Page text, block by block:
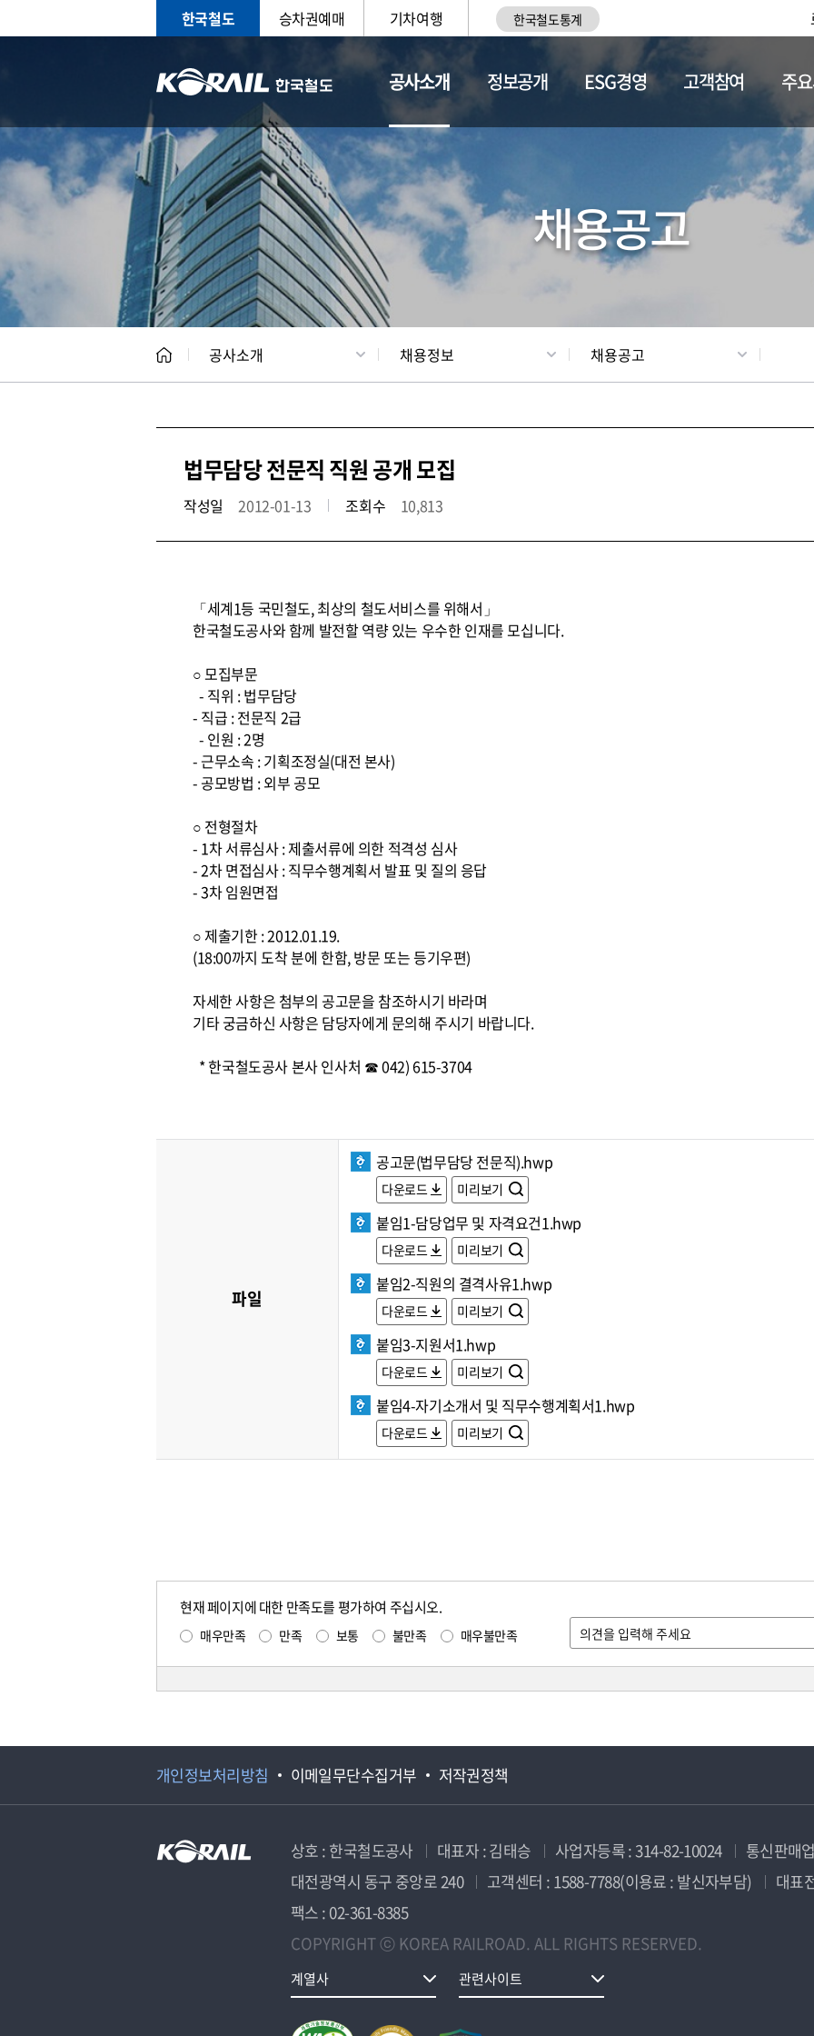
한국철도 승차권예매 기차여행 한국철도통계
공사소개
CEO 일반현황 채용정보
정보공개 ESG경영 고객참여 주
채용공고
공사소개 채용정보 채용공고
법무담당 전문직 직원 공개 모집
작성일 2012-01-13 조회수 10,813
「세계1등 국민철도, 최상의 철도서비스를 위해서」
한국철도공사와 함께 발전할 역량 있는 우수한 인재를 모십니다.
○ 모집부문
- 직위 : 법무담당
- 직급 : 전문직 2급
- 인원 : 2명
- 근무소속 : 기획조정실(대전 본사)
- 공모방법 : 외부 공모
○ 전형절차
- 1차 서류심사 : 제출서류에 의한 적격성 심사
- 2차 면접심사 : 직무수행계획서 발표 및 질의 응답
- 3차 임원면접
○ 제출기한 : 2012.01.19.
(18:00까지 도착 분에 한함, 방문 또는 등기우편)
자세한 사항은 첨부의 공고문을 참조하시기 바라며
기타 궁금하신 사항은 담당자에게 문의해 주시기 바랍니다.
* 한국철도공사 본사 인사처 ☎ 042) 615-3704
파일
공고문(법무담당 전문직).hwp
다운로드 미리보기
붙임1-담당업무 및 자격요건1.hwp
다운로드 미리보기
붙임2-직원의 결격사유1.hwp
다운로드 미리보기
붙임3-지원서1.hwp
다운로드 미리보기
붙임4-자기소개서 및 직무수행계획서1.hwp
다운로드 미리보기
현재 페이지에 대한 만족도를 평가하여 주십시오.
매우만족 만족 보통 불만족 매우불만족
개인정보처리방침 이메일무단수집거부 저작권정책
상호 : 한국철도공사 대표자 : 김태승 사업자등록 : 314-82-10024
통신판매
대전광역시 동구 중앙로 240
고객센터 : 1588-7788(이용료 : 발신자부담)
대표
팩스 : 02-361-8385
COPYRIGHT ⓒ KOREA RAILROAD. ALL RIGHTS RESERVED.
계열사 관련사이트